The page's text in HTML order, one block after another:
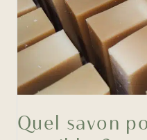
Quel savon